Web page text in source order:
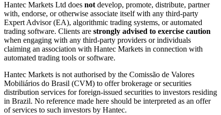
Hantec Markets Ltd does not develop, promote, distribute, partner
with, endorse, or otherwise associate itself with any third-party
Expert Advisor (EA), algorithmic trading systems, or automated
trading software. Clients are strongly advised to exercise caution
when engaging with any third-party providers or individuals
claiming an association with Hantec Markets in connection with
automated trading tools or software.
Hantec Markets is not authorised by the Comissão de Valores
Mobiliários do Brasil (CVM) to offer brokerage or securities
distribution services for foreign-issued securities to investors residing
in Brazil. No reference made here should be interpreted as an offer
of services to such investors by Hantec.